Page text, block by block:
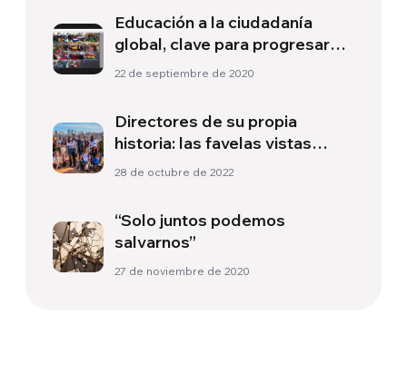
Educación a la ciudadanía
global, clave para progresar
hacía objetivos globales
22 de septiembre de 2020
Directores de su propia
historia: las favelas vistas
desde adentro
28 de octubre de 2022
“Solo juntos podemos
salvarnos”
27 de noviembre de 2020